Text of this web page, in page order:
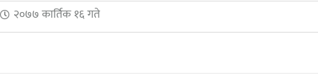
२०७७ कार्तिक १६ गते